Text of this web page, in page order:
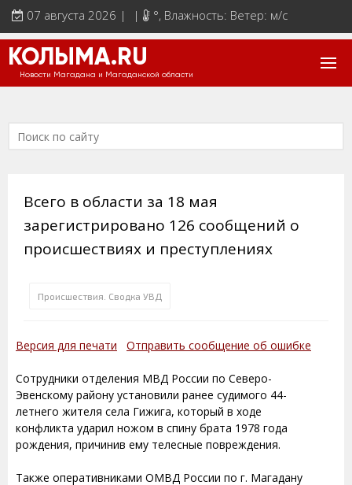
07 августа 2026 | | °, Влажность: Ветер: м/с
КОЛЫМА.RU
Новости Магадана и Магаданской области
Всего в области за 18 мая
зарегистрировано 126 сообщений о
происшествиях и преступлениях
Происшествия. Сводка УВД
Версия для печати Отправить сообщение об ошибке
Сотрудники отделения МВД России по Северо-
Эвенскому району установили ранее судимого 44-
летнего жителя села Гижига, который в ходе
конфликта ударил ножом в спину брата 1978 года
рождения, причинив ему телесные повреждения.
Также оперативниками ОМВД России по г. Магадану